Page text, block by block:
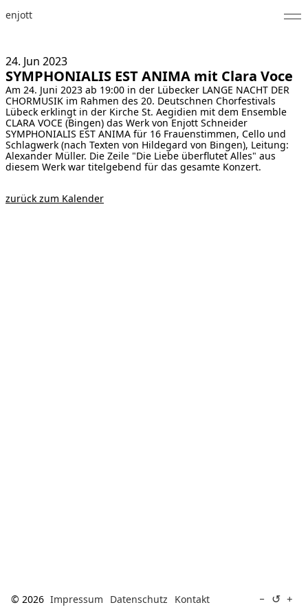
enjott
Selected Works
Werkverzeichnis
About
Fotos
Kalender
24. Jun 2023
SYMPHONIALIS EST ANIMA mit Clara Voce
Am 24. Juni 2023 ab 19:00 in der Lübecker LANGE NACHT DER
CHORMUSIK im Rahmen des 20. Deutschnen Chorfestivals
Lübeck erklingt in der Kirche St. Aegidien mit dem Ensemble
CLARA VOCE (Bingen) das Werk von Enjott Schneider
SYMPHONIALIS EST ANIMA für 16 Frauenstimmen, Cello und
Schlagwerk (nach Texten von Hildegard von Bingen), Leitung:
Alexander Müller. Die Zeile "Die Liebe überflutet Alles" aus
diesem Werk war titelgebend für das gesamte Konzert.
zurück zum Kalender
© 2026 Impressum Datenschutz Kontakt − ↺ +